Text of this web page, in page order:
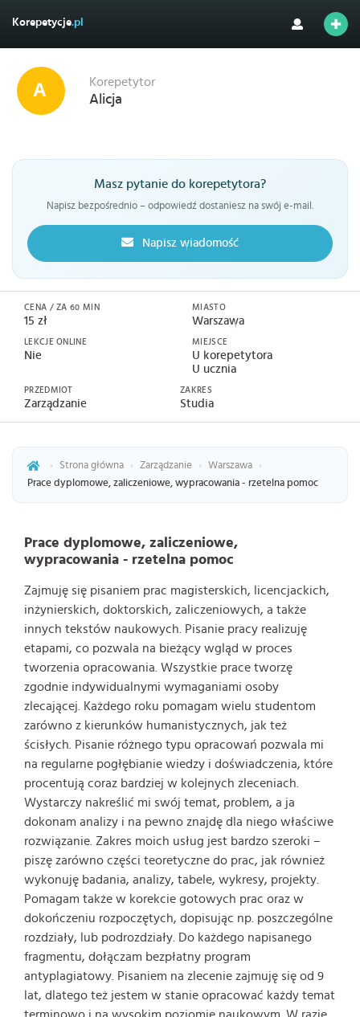
Korepetycje.pl
Korepetytor
Alicja
Masz pytanie do korepetytora?
Napisz bezpośrednio – odpowiedź dostaniesz na swój e-mail.
Napisz wiadomość
CENA / ZA 60 MIN
15 zł
LEKCJE ONLINE
Nie
MIASTO
Warszawa
MIEJSCE
U korepetytora
U ucznia
PRZEDMIOT
Zarządzanie
ZAKRES
Studia
› Strona główna › Zarządzanie › Warszawa
›
Prace dyplomowe, zaliczeniowe, wypracowania - rzetelna pomoc
Prace dyplomowe, zaliczeniowe,
wypracowania - rzetelna pomoc
Zajmuję się pisaniem prac magisterskich, licencjackich,
inżynierskich, doktorskich, zaliczeniowych, a także
innych tekstów naukowych. Pisanie pracy realizuję
etapami, co pozwala na bieżący wgląd w proces
tworzenia opracowania. Wszystkie prace tworzę
zgodnie indywidualnymi wymaganiami osoby
zlecającej. Każdego roku pomagam wielu studentom
zarówno z kierunków humanistycznych, jak też
ścisłych. Pisanie różnego typu opracowań pozwala mi
na regularne pogłębianie wiedzy i doświadczenia, które
procentują coraz bardziej w kolejnych zleceniach.
Wystarczy nakreślić mi swój temat, problem, a ja
dokonam analizy i na pewno znajdę dla niego właściwe
rozwiązanie. Zakres moich usług jest bardzo szeroki –
piszę zarówno części teoretyczne do prac, jak również
wykonuję badania, analizy, tabele, wykresy, projekty.
Pomagam także w korekcie gotowych prac oraz w
dokończeniu rozpoczętych, dopisując np. poszczególne
rozdziały, lub podrozdziały. Do każdego napisanego
fragmentu, dołączam bezpłatny program
antyplagiatowy. Pisaniem na zlecenie zajmuję się od 9
lat, dlatego też jestem w stanie opracować każdy temat